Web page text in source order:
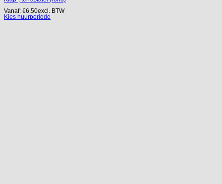
Vanaf: €6.50excl. BTW
Kies huurperiode